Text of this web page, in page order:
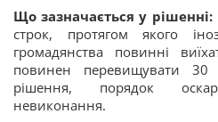
Що зазначається у рішенні:
строк, протягом якого
громадянства повинні
повинен перевищувати
рішення, порядок
невиконання.